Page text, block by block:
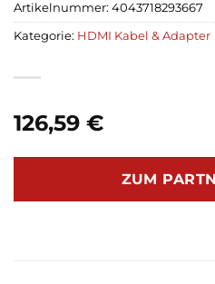
126,59 €
ZUM
Artikelnummer: 4043718293667
Kategorie: HDMI Kabel & Adapter